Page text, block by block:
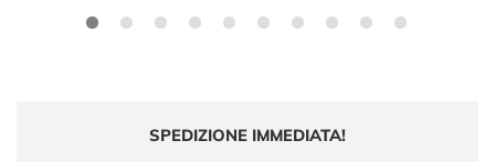
SPEDIZIONE IMMEDIATA!